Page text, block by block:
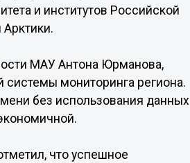
и институтов Российской
МАУ Антона Юрманова,
мониторинга региона.
без использования данных
что успешное